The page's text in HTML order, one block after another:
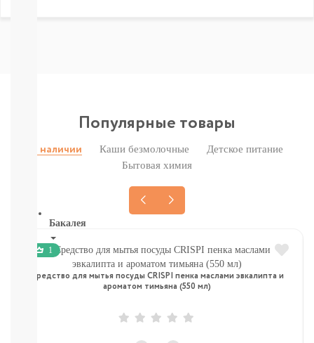
чай
Бакалея
Напитки
смотреть
все
МОРОЗИЛКА:
Популярные товары
В наличии Каши безмолочные
Детское питание
Бытовая химия
1
Средство для мытья посуды CRISPI пенка маслами эвкалипта и
ароматом тимьяна (550 мл)